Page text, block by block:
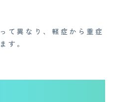
て異なり、軽症から重症
す。